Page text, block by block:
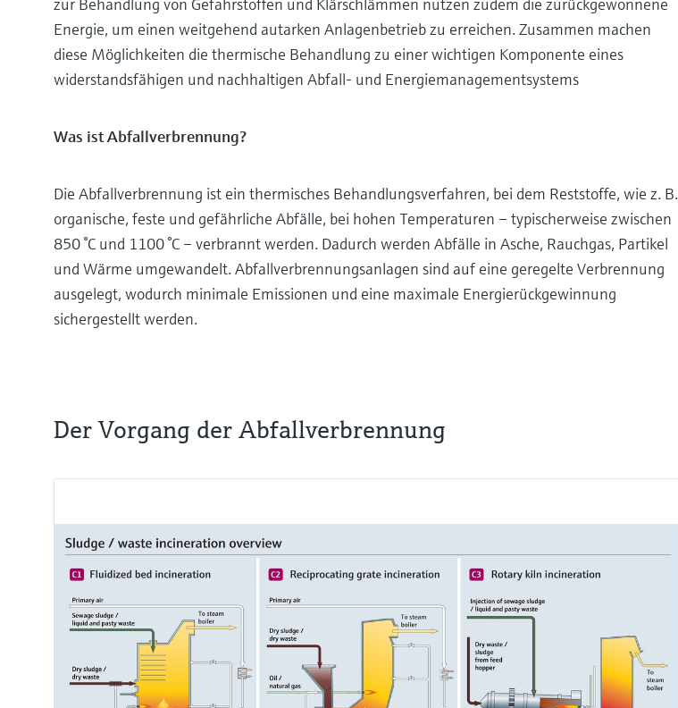
Energie, um einen weitgehend autarken Anlagenbetrieb zu erreichen. Zusammen machen
diese Möglichkeiten die thermische Behandlung zu einer wichtigen Komponente eines
widerstandsfähigen und nachhaltigen Abfall- und Energiemanagementsystems
Was ist Abfallverbrennung?
Die Abfallverbrennung ist ein thermisches Behandlungsverfahren, bei dem Reststoffe, wie z. B.
organische, feste und gefährliche Abfälle, bei hohen Temperaturen – typischerweise zwischen
850 °C und 1100 °C – verbrannt werden. Dadurch werden Abfälle in Asche, Rauchgas, Partikel
und Wärme umgewandelt. Abfallverbrennungsanlagen sind auf eine geregelte Verbrennung
ausgelegt, wodurch minimale Emissionen und eine maximale Energierückgewinnung
sichergestellt werden.
Der Vorgang der Abfallverbrennung